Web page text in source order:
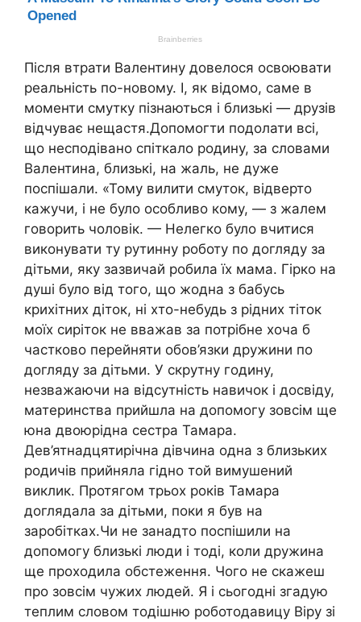
Після втрати Валентину довелося освоювати
реальність по-новому. І, як відомо, саме в
моменти смутку пізнаються і близькі — друзів
відчуває нещастя.Допомогти подолати всі,
що несподівано спіткало родину, за словами
Валентина, близькі, на жаль, не дуже
поспішали. «Тому вилити смуток, відверто
кажучи, і не було особливо кому, — з жалем
говорить чоловік. — Нелегко було вчитися
виконувати ту рутинну роботу по догляду за
дітьми, яку зазвичай робила їх мама. Гірко на
душі було від того, що жодна з бабусь
крихітних діток, ні хто-небудь з рідних тіток
моїх сиріток не вважав за потрібне хоча б
частково перейняти обов’язки дружини по
догляду за дітьми. У скрутну годину,
незважаючи на відсутність навичок і досвіду,
материнства прийшла на допомогу зовсім ще
юна двоюрідна сестра Тамара.
Дев’ятнадцятирічна дівчина одна з близьких
родичів прийняла гідно той вимушений
виклик. Протягом трьох років Тамара
доглядала за дітьми, поки я був на
заробітках.Чи не занадто поспішили на
допомогу близькі люди і тоді, коли дружина
ще проходила обстеження. Чого не скажеш
про зовсім чужих людей. Я і сьогодні згадую
теплим словом тодішню роботодавицу Віру зі